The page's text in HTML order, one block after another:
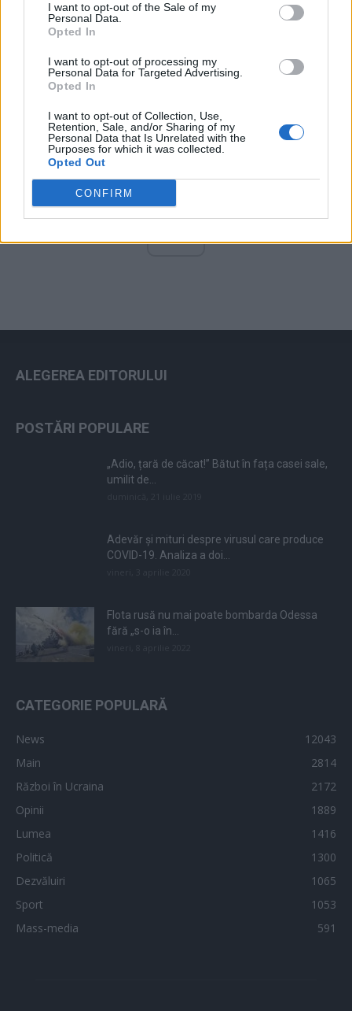
I want to opt-out of the Sale of my
Personal Data.
Opted In
I want to opt-out of processing my
Personal Data for Targeted Advertising.
Opted In
I want to opt-out of Collection, Use,
Retention, Sale, and/or Sharing of my
Personal Data that Is Unrelated with the
Purposes for which it was collected.
Opted Out
CONFIRM
Arhiva sondajelor
ALEGEREA EDITORULUI
POSTĂRI POPULARE
„Adio, țară de căcat!” Bătut în fața casei sale,
umilit de...
Adevăr și mituri despre virusul care produce
COVID-19. Analiza a doi...
Flota rusă nu mai poate bombarda Odessa
fără „s-o ia în...
CATEGORIE POPULARĂ
News
12043
Main
2814
Război în Ucraina
2172
Opinii
1889
Lumea
1416
Politică
1300
Dezvăluiri
1065
Sport
1053
Mass-media
591